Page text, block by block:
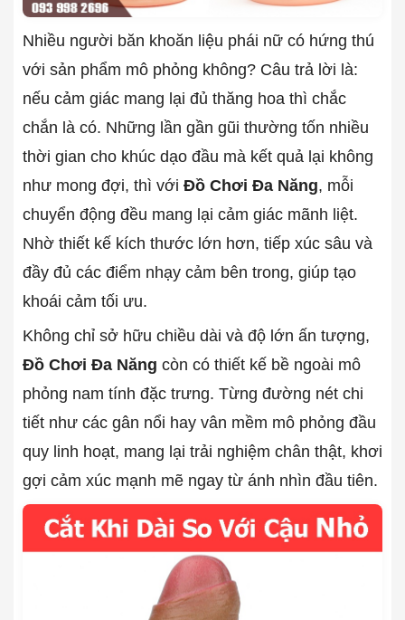
Nhiều người băn khoăn liệu phái nữ có hứng thú
với sản phẩm mô phỏng không? Câu trả lời là:
nếu cảm giác mang lại đủ thăng hoa thì chắc
chắn là có. Những lần gần gũi thường tốn nhiều
thời gian cho khúc dạo đầu mà kết quả lại không
như mong đợi, thì với Đồ Chơi Đa Năng, mỗi
chuyển động đều mang lại cảm giác mãnh liệt.
Nhờ thiết kế kích thước lớn hơn, tiếp xúc sâu và
đầy đủ các điểm nhạy cảm bên trong, giúp tạo
khoái cảm tối ưu.
Không chỉ sở hữu chiều dài và độ lớn ấn tượng,
Đồ Chơi Đa Năng còn có thiết kế bề ngoài mô
phỏng nam tính đặc trưng. Từng đường nét chi
tiết như các gân nổi hay vân mềm mô phỏng đầu
quy linh hoạt, mang lại trải nghiệm chân thật, khơi
gợi cảm xúc mạnh mẽ ngay từ ánh nhìn đầu tiên.